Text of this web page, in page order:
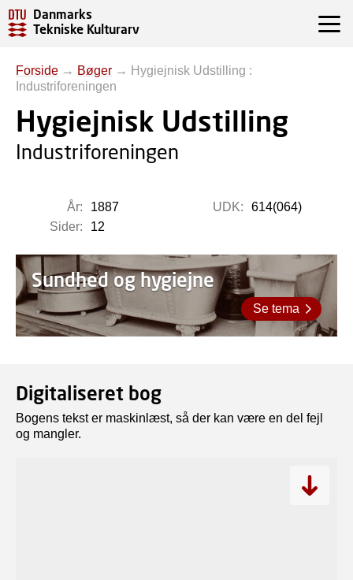
Danmarks
Tekniske Kulturarv
Forside → Bøger → Hygiejnisk Udstilling :
Industriforeningen
Hygiejnisk Udstilling
Industriforeningen
År:
1887
Sider:
12
UDK: 614(064)
Sundhed og hygiejne
Se tema
Digitaliseret bog
Bogens tekst er maskinlæst, så der kan være en del fejl
og mangler.